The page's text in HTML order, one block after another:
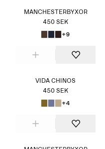
MANCHESTERBYXOR
450 SEK
+9
VIDA CHINOS
450 SEK
+4